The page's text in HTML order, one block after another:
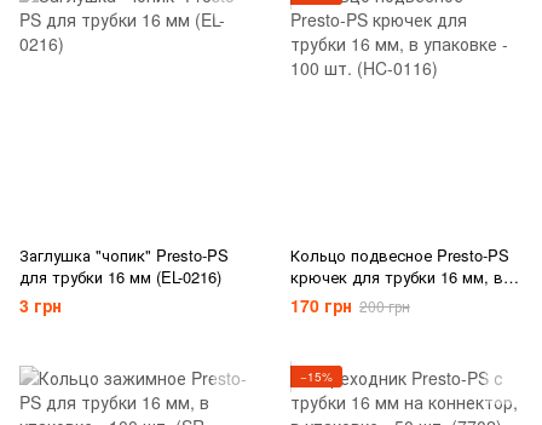
Заглушка "чопик" Presto-PS
для трубки 16 мм (EL-0216)
3 грн
Кольцо подвесное Presto-PS
крючек для трубки 16 мм, в
упаковке - 100 шт. (HC-0116)
170 грн 200 грн
−15%